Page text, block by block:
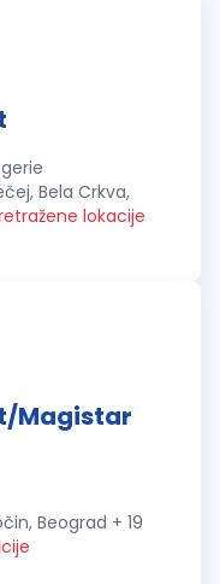
Bela Crkva,
lokacije
Magistar
Beograd + 19